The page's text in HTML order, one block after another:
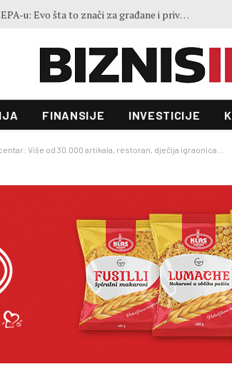
GoOut Festival na Jahorini i Ravnoj planini: Tri dana sporta, prirode, muzike i adrenalina, biciklom na ćevape u Sarajevo
FINANSIJE INVESTICIJE
Više od 30.000 artikala, restoran, dječija igraonica…